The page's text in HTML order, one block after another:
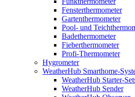
Fensterthermometer
Gartenthermometer
Pool- und
Badethermometer
Fieberthermometer
Profi-Thermometer
Hygrometer
WeatherHub Smarthome-
WeatherHub Starter-
WeatherHub Sender